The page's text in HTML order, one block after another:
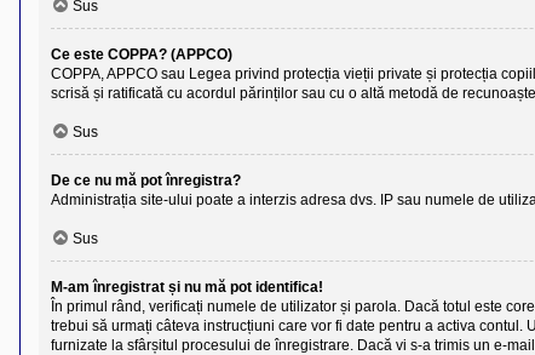
Sus
Ce este COPPA? (APPCO)
COPPA, APPCO sau Legea privind protecția vieții private și protecția
scrisă și ratificată cu acordul părinților sau cu o altă metodă de
Sus
De ce nu mă pot înregistra?
Administrația site-ului poate a interzis adresa dvs. IP sau numele de
Sus
M-am înregistrat și nu mă pot identifica!
În primul rând, verificați numele de utilizator și parola. Dacă totul este
trebui să urmați câteva instrucțiuni care vor fi date pentru a activa
furnizate la sfârșitul procesului de înregistrare. Dacă vi s-a trimis un e-